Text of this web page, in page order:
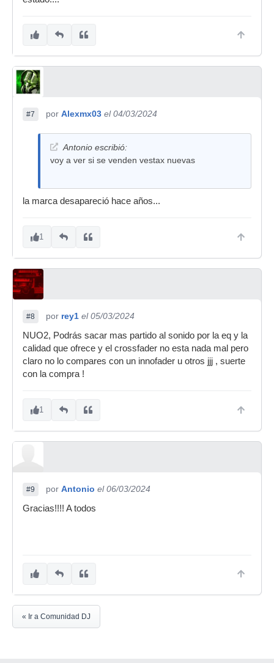
#7 por Alexmx03 el 04/03/2024
Antonio escribió:
voy a ver si se venden vestax nuevas
la marca desapareció hace años...
1
#8 por rey1 el 05/03/2024
NUO2, Podrás sacar mas partido al sonido por la eq y la
calidad que ofrece y el crossfader no esta nada mal pero
claro no lo compares con un innofader u otros jjj , suerte
con la compra !
1
#9 por Antonio el 06/03/2024
Gracias!!!! A todos
« Ir a Comunidad DJ